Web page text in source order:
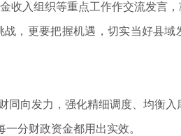
入组织等重点工作作交流发言，
，更要把握机遇，切实当好县域
向发力，强化精细调度、均衡入
分财政资金都用出实效。